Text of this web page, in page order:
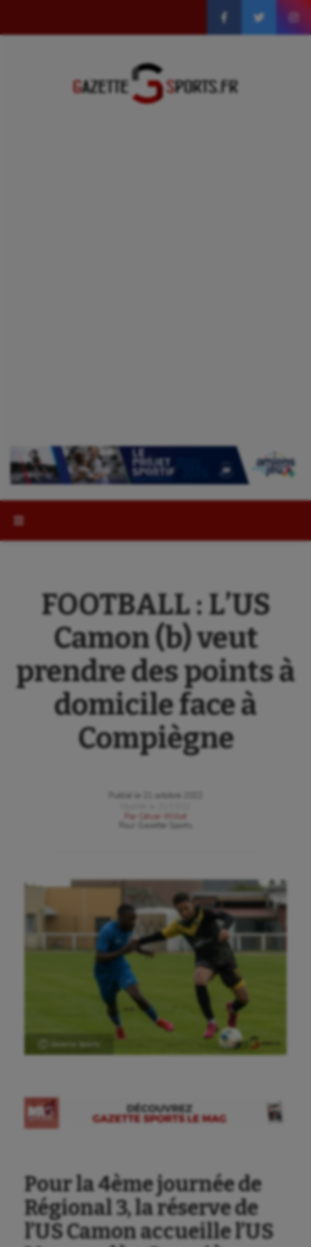
FOOTBALL : L’US
Camon (b) veut
prendre des points à
domicile face à
Compiègne
Publié le
21 octobre 2022
Par
César Willot
Gazette Sports
Pour la 4ème journée de
Régional 3, la réserve de
l’US Camon accueille l’US